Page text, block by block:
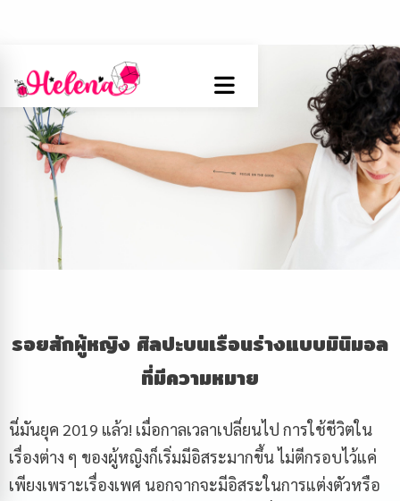
รอยสักผู้หญิง ศิลปะบนเรือนร่างแบบมินิมอล
ที่มีความหมาย
นี่มันยุค 2019 แล้ว! เมื่อกาลเวลาเปลี่ยนไป การใช้ชีวิตใน
เรื่องต่าง ๆ ของผู้หญิงก็เริ่มมีอิสระมากขึ้น ไม่ตีกรอบไว้แค่
เพียงเพราะเรื่องเพศ นอกจากจะมีอิสระในการแต่งตัวหรือ